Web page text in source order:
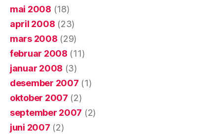
mai 2008 (18)
april 2008 (23)
mars 2008 (29)
februar 2008 (11)
januar 2008 (3)
desember 2007 (1)
oktober 2007 (2)
september 2007 (2)
juni 2007 (2)